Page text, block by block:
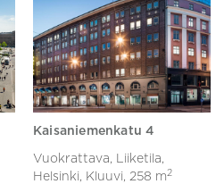
Kaisaniemenkatu 4
Vuokrattava, Liiketila,
Helsinki, Kluuvi, 258 m 2